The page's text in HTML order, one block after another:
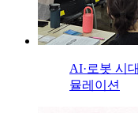
AI·로봇 시
뮬레이션